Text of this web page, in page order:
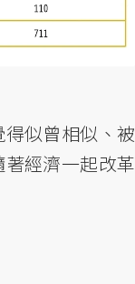
似曾相似、被
經濟一起改革